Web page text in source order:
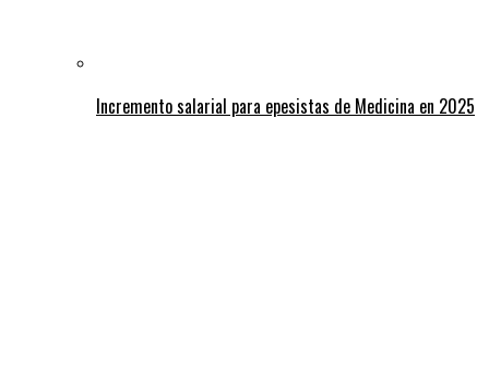
Incremento salarial para epesistas de Medicina en 2025